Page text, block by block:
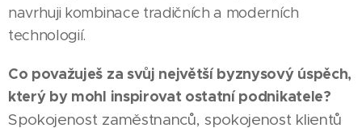
navrhuji kombinace tradičních a moderních
technologií.
Co považuješ za svůj největší byznysový úspěch,
který by mohl inspirovat ostatní podnikatele?
Spokojenost zaměstnanců, spokojenost klientů